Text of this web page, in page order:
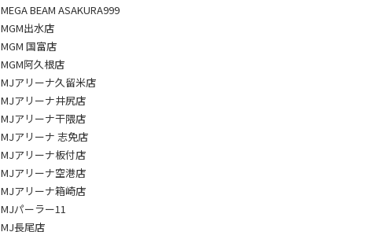
MEGA BEAM ASAKURA999
MGM出水店
MGM 国富店
MGM阿久根店
MJアリーナ久留米店
MJアリーナ井尻店
MJアリーナ干隈店
MJアリーナ 志免店
MJアリーナ板付店
MJアリーナ空港店
MJアリーナ箱崎店
MJパーラー11
MJ長尾店